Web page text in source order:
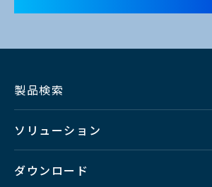
製品検索
ソリューション
ダウンロード